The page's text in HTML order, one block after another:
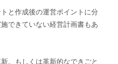
と作成後の運営ポイントに分
できていない経営計画書もあ
。もしくは革新的なできごと